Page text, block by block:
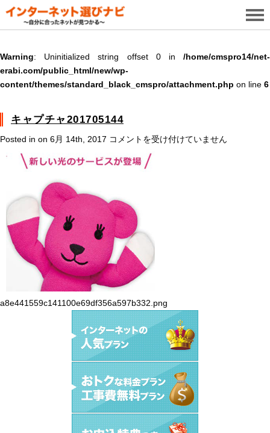
Warning: Uninitialized string offset 0 in /home/cmspro14/net-
erabi.com/public_html/new/wp-
content/themes/standard_black_cmspro/attachment.php on line 6
キャプチャ201705144
Posted in on 6月 14th, 2017 キ
プ
201705144
は
コメントを受け付けていません
a8e441559c141100e69df356a597b332.png